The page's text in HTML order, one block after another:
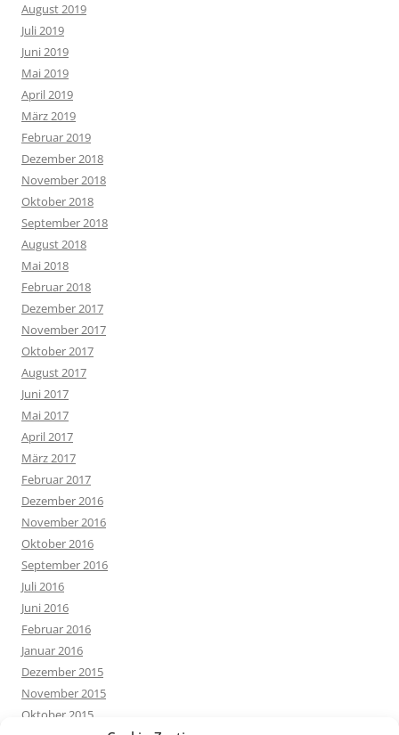
August 2019
Juli 2019
Juni 2019
Mai 2019
April 2019
März 2019
Februar 2019
Dezember 2018
November 2018
Oktober 2018
September 2018
August 2018
Mai 2018
Februar 2018
Dezember 2017
November 2017
Oktober 2017
August 2017
Juni 2017
Mai 2017
April 2017
März 2017
Februar 2017
Dezember 2016
November 2016
Oktober 2016
September 2016
Juli 2016
Juni 2016
Februar 2016
Januar 2016
Dezember 2015
November 2015
Oktober 2015